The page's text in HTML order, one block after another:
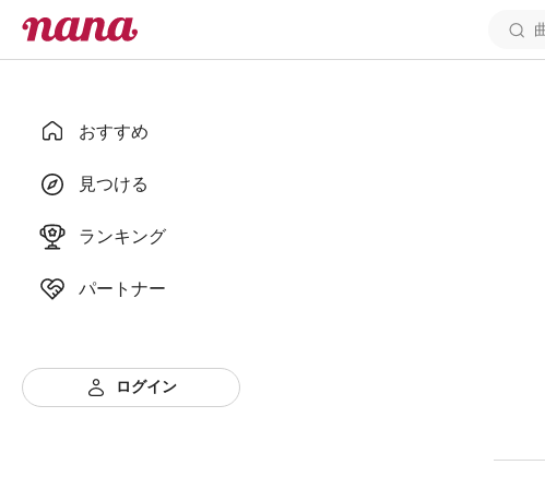
おすすめ
見つける
ランキング
パートナー
ログイン